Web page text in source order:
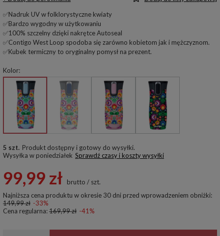
✅Nadruk UV w folklorystyczne kwiaty
✅Bardzo wygodny w użytkowaniu
✅100% szczelny dzięki nakrętce Autoseal
✅Contigo West Loop spodoba się zarówno kobietom jak i mężczyznom.
✅Kubek termiczny to oryginalny pomysł na prezent.
Kolor
5 szt. Produkt dostępny i gotowy do wysyłki
Wysyłka w poniedziałek Sprawdź czasy i koszty wysyłki
99,99 zł brutto / szt.
Najniższa cena produktu w okresie 30 dni przed wprowadzeniem obniżki:
149,99 zł -33%
Cena regularna:169,99 zł -41%